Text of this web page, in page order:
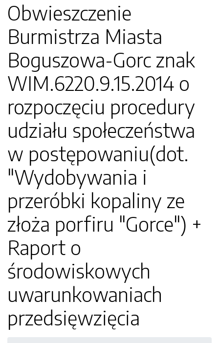
Obwieszczenie
Burmistrza Miasta
Boguszowa-Gorc znak
WIM.6220.9.15.2014 o
rozpoczęciu procedury
udziału społeczeństwa
w postępowaniu(dot.
"Wydobywania i
przeróbki kopaliny ze
złoża porfiru "Gorce") +
Raport o
środowiskowych
uwarunkowaniach
przedsięwzięcia